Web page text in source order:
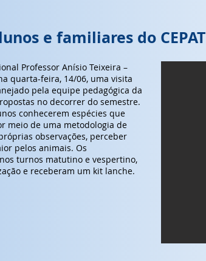
e familiares do CEPAT
Professor Anísio Teixeira –
quarta-feira, 14/06, uma visita
pela equipe pedagógica da
no decorrer do semestre.
conhecerem espécies que
meio de uma metodologia de
observações, perceber
pelos animais. Os
turnos matutino e vespertino,
e receberam um kit lanche.